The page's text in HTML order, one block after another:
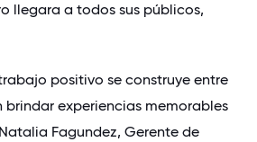
llegara a todos sus públicos,
positivo se construye entre
experiencias memorables
Fagundez, Gerente de